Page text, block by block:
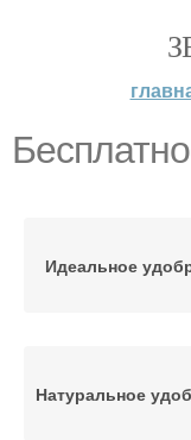
Идеальное
Натуральное